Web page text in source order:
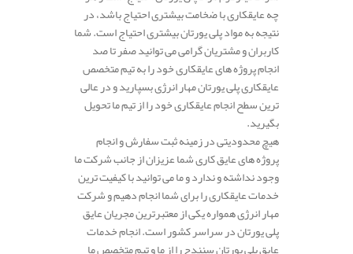
چه عایقکاری با ضخامت بیشتری احتیاج باشد، در
نتیجه به مواد پلی یورتان بیشتری احتیاج است. شما
کاربران و مشتریان گرامی می توانید صفر تا صد
انجام پروژه های عایقکاری خود را به تیم متخصص
عایقکاری پلی یورتان مهار انرژی بسپارید و در عالی
ترین سطح انجام عایقکاری خود را از تیم ما تحویل
بگیرید.
هیچ محدودیتی در زمینه ثبت سفارش و انجام
پروژه های عایق کاری شما عزیزان از جانب شرکت ما
وجود نداشته و ندارد و ما می توانید با کیفیت ترین
خدمات عایقکاری را برای شما انجام دهیم و شرکت
مهار انرژی همواره یکی از معتبرترین مجریان عایق
پلی یورتان در سراسر کشور است. انجام خدمات
عایق پلی یورتان سنندج را از ما و تیم متخصص ما